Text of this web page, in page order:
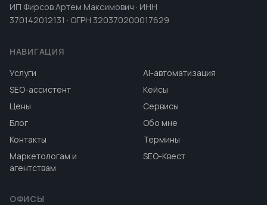
ИП Фирсов Артем Максимович · ИНН
370142012131 · ОГРН 320370200017629
НАВИГАЦИЯ
Услуги
AI-автоматизация
SEO-ассистент
Кейсы
Цены
Сервисы
Блог
Обо мне
Контакты
Термины
Маркетологам и
агентствам
SEO-Квест
ОФИСЫ